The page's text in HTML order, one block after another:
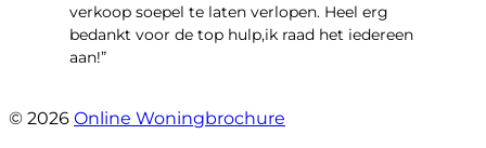
verkoop soepel te laten verlopen. Heel erg
bedankt voor de top hulp,ik raad het iedereen
aan!”
© 2026 Online Woningbrochure